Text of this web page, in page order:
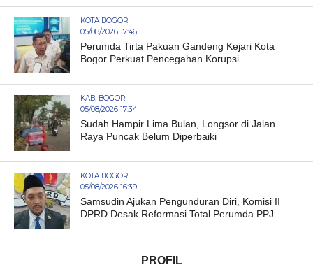
KOTA BOGOR
05/08/2026 17:46
Perumda Tirta Pakuan Gandeng Kejari Kota
Bogor Perkuat Pencegahan Korupsi
KAB. BOGOR
05/08/2026 17:34
Sudah Hampir Lima Bulan, Longsor di Jalan
Raya Puncak Belum Diperbaiki
KOTA BOGOR
05/08/2026 16:39
Samsudin Ajukan Pengunduran Diri, Komisi II
DPRD Desak Reformasi Total Perumda PPJ
PROFIL